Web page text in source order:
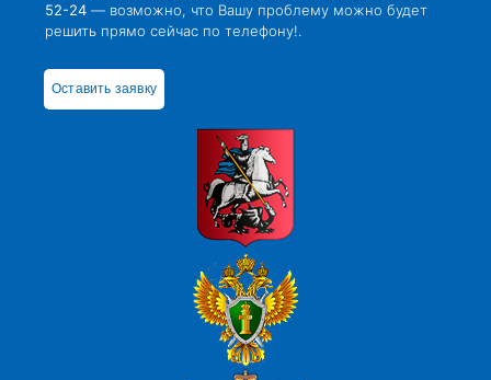
52-24 — возможно, что Вашу проблему можно будет
решить прямо сейчас по телефону!.
Оставить заявку